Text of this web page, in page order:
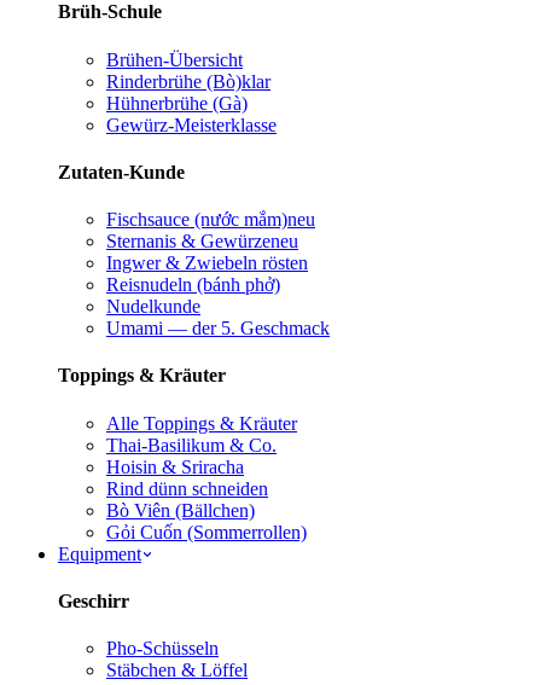
Brüh-Schule
Brühen-Übersicht
Rinderbrühe (Bò)klar
Hühnerbrühe (Gà)
Gewürz-Meisterklasse
Zutaten-Kunde
Fischsauce (nước mắm)neu
Sternanis & Gewürzeneu
Ingwer & Zwiebeln rösten
Reisnudeln (bánh phở)
Nudelkunde
Umami — der 5. Geschmack
Toppings & Kräuter
Alle Toppings & Kräuter
Thai-Basilikum & Co.
Hoisin & Sriracha
Rind dünn schneiden
Bò Viên (Bällchen)
Gỏi Cuốn (Sommerrollen)
Equipment
Geschirr
Pho-Schüsseln
Stäbchen & Löffel